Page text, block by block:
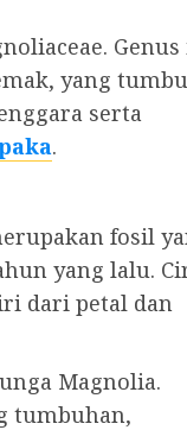
.
yang
serta
.
fosil
yang lalu.
dari petal dan
Magnolia.
tumbuhan,